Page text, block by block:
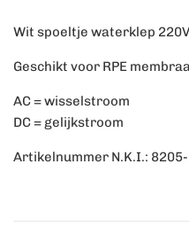
Wit spoeltje waterklep 220V
Geschikt voor RPE
AC = wisselstroom
DC = gelijkstroom
Artikelnummer N.K.I.: